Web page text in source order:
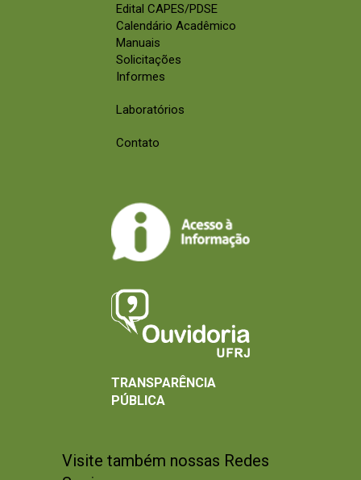
Edital CAPES/PDSE
Calendário Acadêmico
Manuais
Solicitações
Informes
Laboratórios
Contato
Visite também nossas Redes
TRANSPARÊNCIA
PÚBLICA